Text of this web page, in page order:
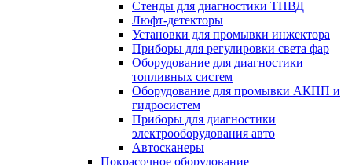
Стенды для диагностики ТНВД
Люфт-детекторы
Установки для промывки инжектора
Приборы для регулировки света фар
Оборудование для диагностики
топливных систем
Оборудование для промывки АКПП и
гидросистем
Приборы для диагностики
электрооборудования авто
Автосканеры
Покрасочное оборудование